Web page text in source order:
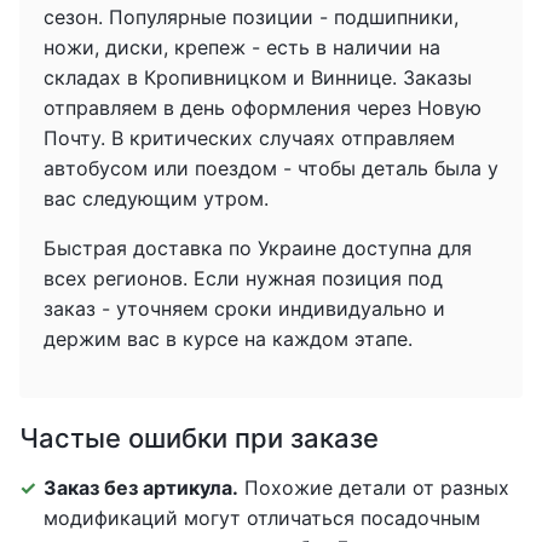
сезон. Популярные позиции - подшипники,
ножи, диски, крепеж - есть в наличии на
складах в Кропивницком и Виннице. Заказы
отправляем в день оформления через Новую
Почту. В критических случаях отправляем
автобусом или поездом - чтобы деталь была у
вас следующим утром.
Быстрая доставка по Украине доступна для
всех регионов. Если нужная позиция под
заказ - уточняем сроки индивидуально и
держим вас в курсе на каждом этапе.
Частые ошибки при заказе
Заказ без артикула. Похожие детали от разных
модификаций могут отличаться посадочным